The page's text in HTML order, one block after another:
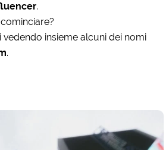
.
vedendo insieme alcuni dei nomi
.